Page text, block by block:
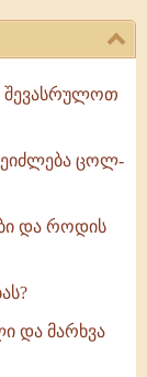
შევასრულოთ
ცოლ-
და როდის
და მარხვა